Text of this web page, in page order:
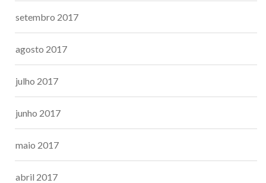
setembro 2017
agosto 2017
julho 2017
junho 2017
maio 2017
abril 2017